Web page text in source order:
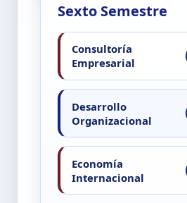
Sexto Semestre
Consultoría
Empresarial
Desarrollo
Organizacional
Economía
Internacional